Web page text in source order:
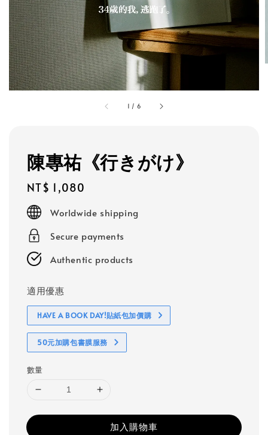
1 / 6
陳專祐《行きがけ》
Regular
price
NT$ 1,080
Worldwide shipping
Secure payments
Authentic products
適用優惠
HAVE A BOOK DAY!貼紙包加價購
50元加購包書膜服務
數量
加入購物車